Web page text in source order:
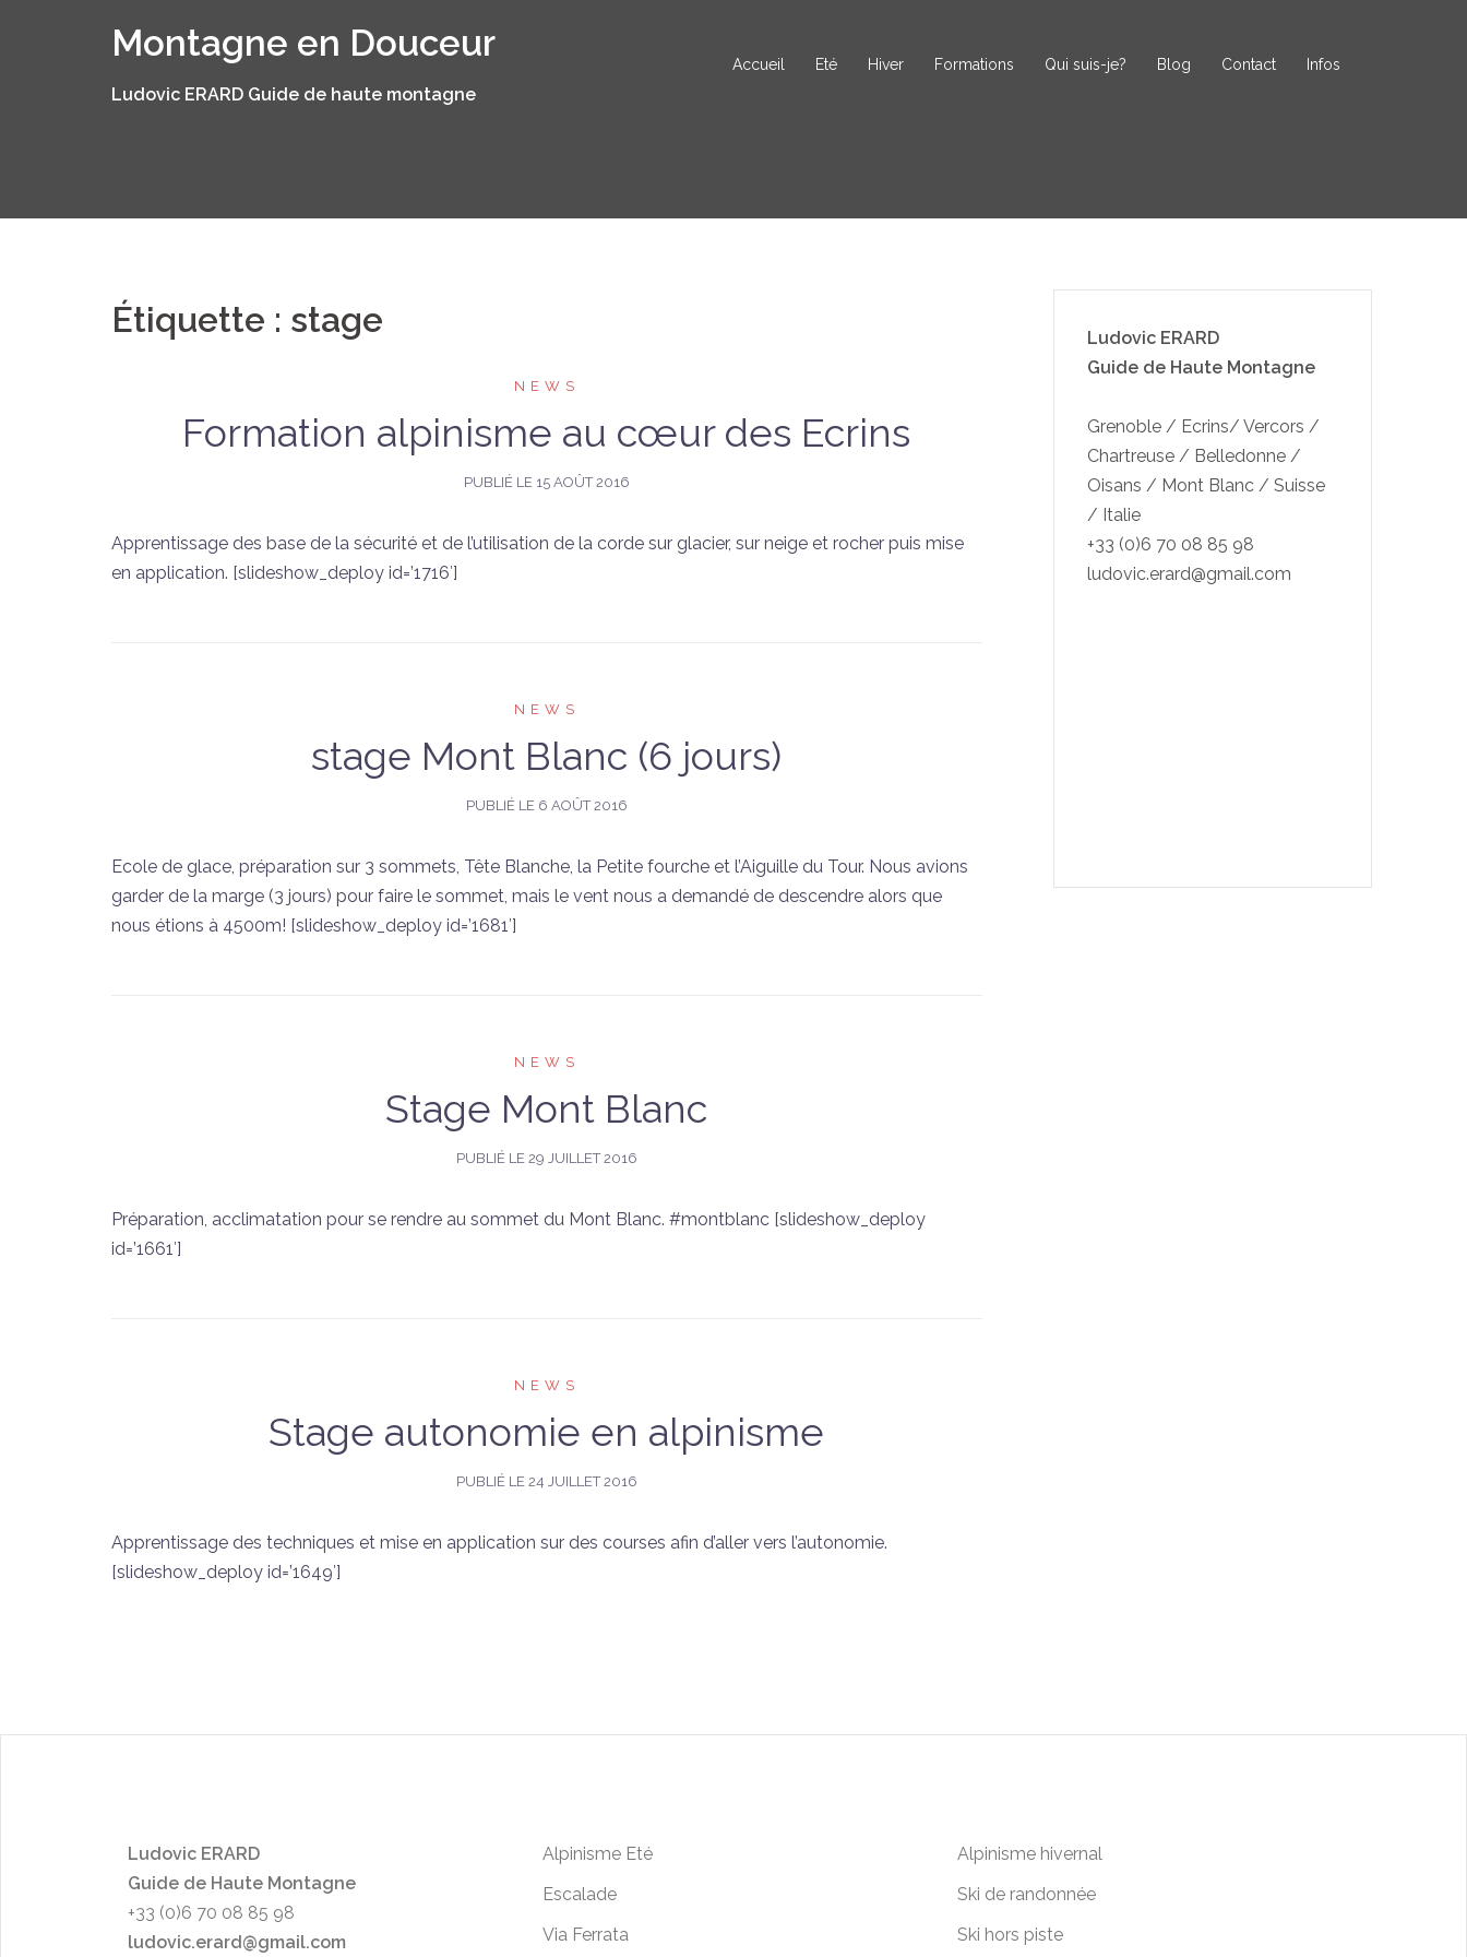
Montagne en Douceur
Ludovic ERARD Guide de haute montagne
Accueil Eté Hiver Formations Qui suis-je? Blog Contact Infos
Étiquette : stage
NEWS
Formation alpinisme au cœur des Ecrins
PUBLIÉ LE 15 AOÛT 2016
Apprentissage des base de la sécurité et de l’utilisation de la corde sur glacier, sur neige et rocher puis mise
en application. [slideshow_deploy id=’1716′]
NEWS
stage Mont Blanc (6 jours)
PUBLIÉ LE 6 AOÛT 2016
Ecole de glace, préparation sur 3 sommets, Tête Blanche, la Petite fourche et l’Aiguille du Tour. Nous avions
garder de la marge (3 jours) pour faire le sommet, mais le vent nous a demandé de descendre alors que
nous étions à 4500m! [slideshow_deploy id=’1681′]
NEWS
Stage Mont Blanc
PUBLIÉ LE 29 JUILLET 2016
Préparation, acclimatation pour se rendre au sommet du Mont Blanc. #montblanc [slideshow_deploy
id=’1661′]
NEWS
Stage autonomie en alpinisme
PUBLIÉ LE 24 JUILLET 2016
Apprentissage des techniques et mise en application sur des courses afin d’aller vers l’autonomie.
[slideshow_deploy id=’1649′]
Ludovic ERARD
Guide de Haute Montagne
Grenoble / Ecrins/ Vercors /
Chartreuse / Belledonne /
Oisans / Mont Blanc / Suisse
/ Italie
+33 (0)6 70 08 85 98
ludovic.erard@gmail.com
Ludovic ERARD
Guide de Haute Montagne
+33 (0)6 70 08 85 98
ludovic.erard@gmail.com
Alpinisme Eté
Escalade
Via Ferrata
Alpinisme hivernal
Ski de randonnée
Ski hors piste